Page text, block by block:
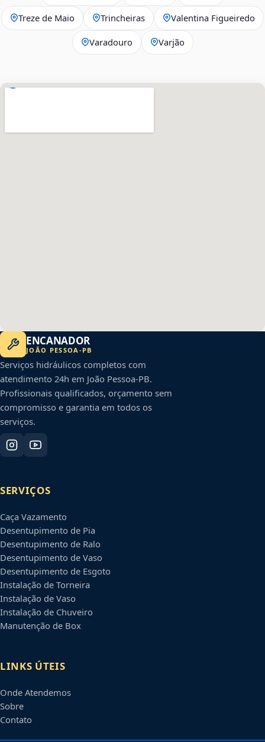
Treze de Maio Trincheiras Valentina Figueiredo
Varadouro Varjão
ENCANADOR
JOÃO PESSOA -PB
Serviços hidráulicos completos com
atendimento 24h em João Pessoa-PB.
Profissionais qualificados, orçamento sem
compromisso e garantia em todos os
serviços.
SERVIÇOS
Caça Vazamento
Desentupimento de Pia
Desentupimento de Ralo
Desentupimento de Vaso
Desentupimento de Esgoto
Instalação de Torneira
Instalação de Vaso
Instalação de Chuveiro
Manutenção de Box
LINKS ÚTEIS
Onde Atendemos
Sobre
Contato